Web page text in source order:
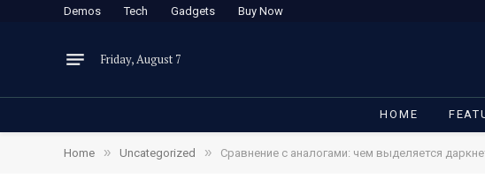
Demos Tech Gadgets Buy Now
Friday, August 7
HOME
Home » Uncategorized » Сравнение с аналогами: чем выделяется